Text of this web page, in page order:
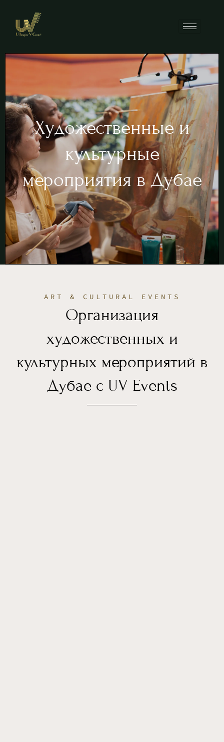
Художественные и
культурные
мероприятия в Дубае
ART & CULTURAL EVENTS
Организация
художественных и
культурных мероприятий в
Дубае с UV Events